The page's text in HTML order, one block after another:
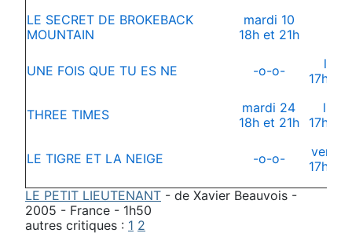
LE SECRET DE BROKEBACK
MOUNTAIN
mardi 10
18h et 21h
UNE FOIS QUE TU ES NE -o-o-
17h30
THREE TIMES
mardi 24
18h et 21h
17h30
LE TIGRE ET LA NEIGE -o-o-
17h30
LE PETIT LIEUTENANT - de Xavier Beauvois -
2005 - France - 1h50
autres critiques : 1 2